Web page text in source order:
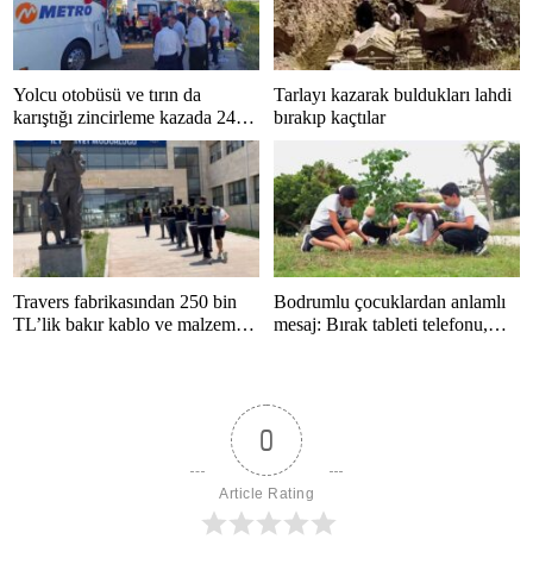
Yolcu otobüsü ve tırın da
karıştığı zincirleme kazada 24
kişi yaralandı
Tarlayı kazarak buldukları lahdi
bırakıp kaçtılar
Travers fabrikasından 250 bin
TL’lik bakır kablo ve malzeme
Bodrumlu çocuklardan anlamlı
mesaj: Bırak tableti telefonu,
0
Article Rating